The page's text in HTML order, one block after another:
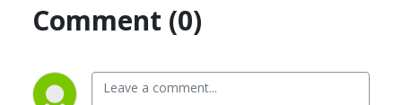
Comment (0)